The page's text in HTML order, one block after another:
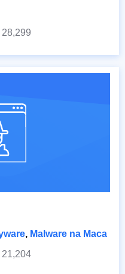
28,299
, Malware na Maca
21,204